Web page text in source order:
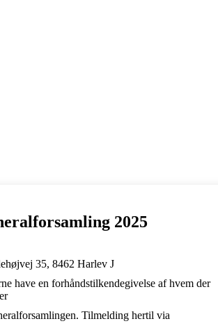
2025
35, 8462 Harlev J
have en forhåndstilkendegivelse af hvem der
Tilmelding hertil via